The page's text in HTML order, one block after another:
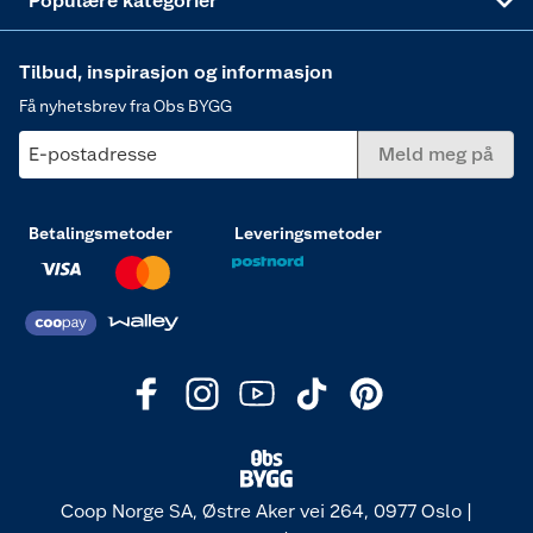
Tilbud, inspirasjon og informasjon
Få nyhetsbrev fra Obs BYGG
E-postadresse Meld meg på
Betalingsmetoder Leveringsmetoder
Coop Norge SA, Østre Aker vei 264, 0977 Oslo |